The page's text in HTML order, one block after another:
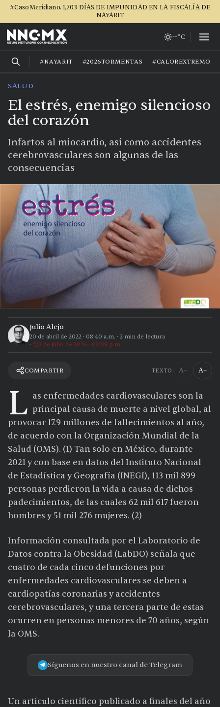
#CasoMeridiano. 1,703 DÍAS DE IMPUNIDAD EN LA FISCALÍA DE
NAYARIT
--°C
#NAYARIT #2026TORMENTAS #CALOREXTREMO
SALUD
El estrés, enemigo silencioso
del corazón
Infartos al miocardio, así como accidentes
cerebrovasculares son algunas de las
consecuencias
Julio Alejo
20 de abril de 2022 · 08:40 a.m. · 2 min de lectura
2 de julio de 2026 · 02:09 p.m.
COMPARTIR TEXTO A− A+
L as enfermedades cardiovasculares son la
principal causa de muerte a nivel global, al
provocar 17.9 millones de fallecimientos al año,
de acuerdo con la Organización Mundial de la
Salud (OMS). (1) Tan solo en México, durante
2021 y con base en datos del Instituto Nacional
de Estadística y Geografía (INEGI), 113 mil 899
personas perdieron la vida a causa de dichos
padecimientos, de las cuales 62 mil 617 fueron
hombres y 51 mil 276 mujeres. (2)
Información consultada por el Laboratorio de
Datos contra la Obesidad (LabDO) señala que
cuatro de cada cinco defunciones por
enfermedades cardiovasculares se deben a
cardiopatías coronarias y accidentes
cerebrovasculares, y una tercera parte de estas
ocurren en personas menores de 70 años, según
la OMS.
Síguenos en nuestro canal de Telegram
Un artículo científico publicado a finales del año